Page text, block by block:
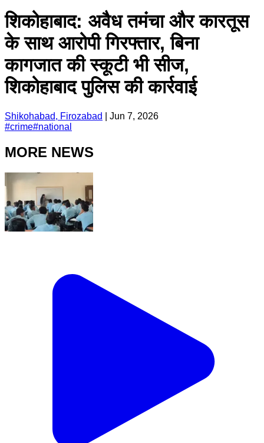
शिकोहाबाद: अवैध तमंचा और कारतूस
के साथ आरोपी गिरफ्तार, बिना
कागजात की स्कूटी भी सीज,
शिकोहाबाद पुलिस की कार्रवाई
Shikohabad, Firozabad
Jun 7, 2026
#crime#national
MORE NEWS